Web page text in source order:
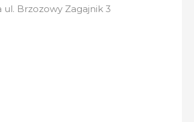
ul. Brzozowy Zagajnik 3